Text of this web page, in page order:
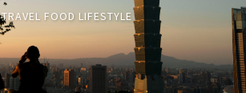
TRAVEL FOOD LIFESTYLE